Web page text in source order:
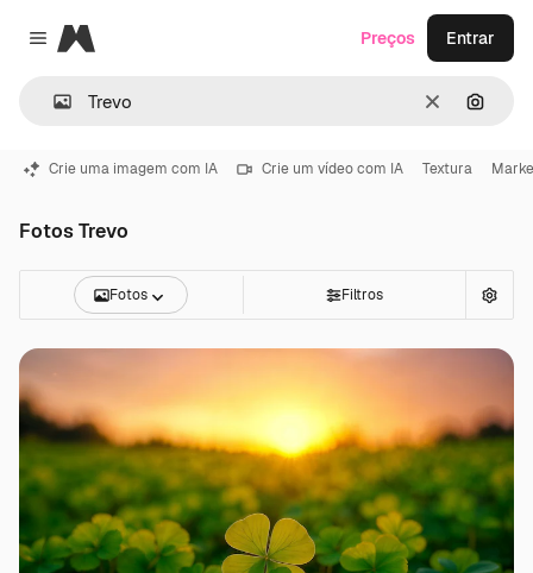
Close menu
Magnific
Limpar
Preços Entrar
Crie uma imagem com IA Crie um vídeo com IA Textura
Fotos Trevo
Fotos Filtros